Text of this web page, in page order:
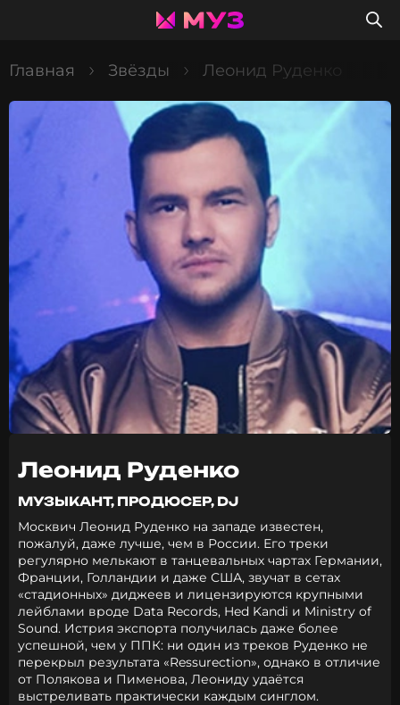
Главная Звёзды Леонид Руденко
Леонид Руденко
МУЗЫКАНТ, ПРОДЮСЕР, DJ
Москвич Леонид Руденко на западе известен,
пожалуй, даже лучше, чем в России. Его треки
регулярно мелькают в танцевальных чартах Германии,
Франции, Голландии и даже США, звучат в сетах
«стадионных» диджеев и лицензируются крупными
лейблами вроде Data Records, Hed Kandi и Ministry of
Sound. Истрия экспорта получилась даже более
успешной, чем у ППК: ни один из треков Руденко не
перекрыл результата «Ressurection», однако в отличие
от Полякова и Пименова, Леониду удаётся
выстреливать практически каждым синглом.